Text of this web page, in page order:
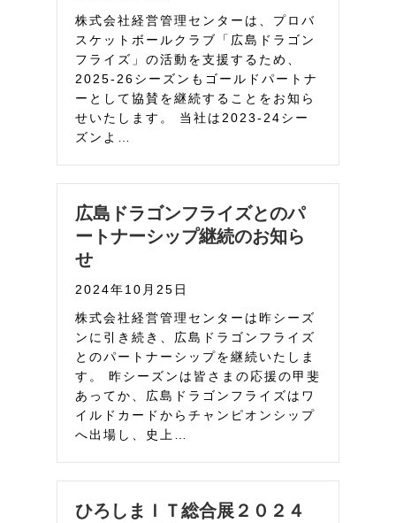
株式会社経営管理センターは、プロバ
スケットボールクラブ「広島ドラゴン
フライズ」の活動を支援するため、
2025-26シーズンもゴールドパートナ
ーとして協賛を継続することをお知ら
せいたします。 当社は2023-24シー
ズンよ…
広島ドラゴンフライズとのパ
ートナーシップ継続のお知ら
せ
2024年10月25日
株式会社経営管理センターは昨シーズ
ンに引き続き、広島ドラゴンフライズ
とのパートナーシップを継続いたしま
す。 昨シーズンは皆さまの応援の甲斐
あってか、広島ドラゴンフライズはワ
イルドカードからチャンピオンシップ
へ出場し、史上…
ひろしまＩＴ総合展２０２４